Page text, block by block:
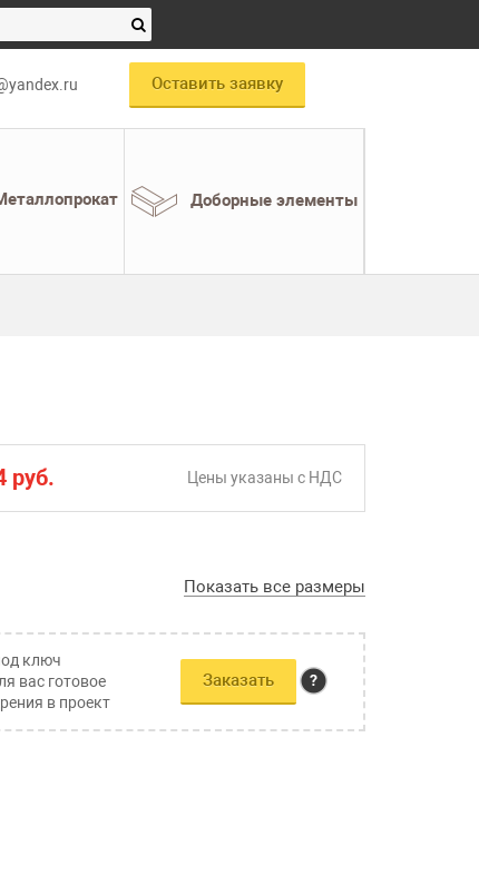
Оставить заявку
Доборные элементы
руб. Цены указаны c НДС
Показать все размеры
ключ
вас готовое
в проект
Заказать